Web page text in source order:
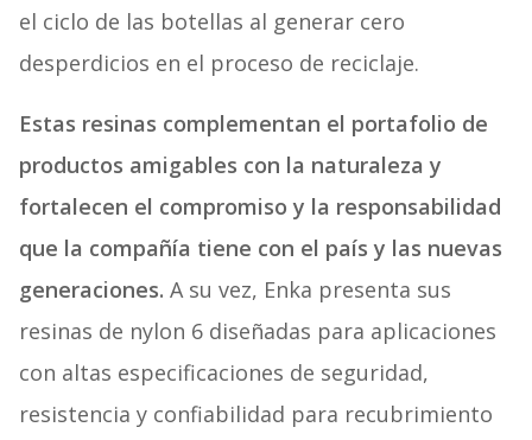
el ciclo de las botellas al generar cero
desperdicios en el proceso de reciclaje.
Estas resinas complementan el portafolio de
productos amigables con la naturaleza y
fortalecen el compromiso y la responsabilidad
que la compañía tiene con el país y las nuevas
generaciones. A su vez, Enka presenta sus
resinas de nylon 6 diseñadas para aplicaciones
con altas especificaciones de seguridad,
resistencia y confiabilidad para recubrimiento